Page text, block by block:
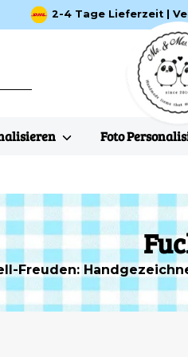
2-4 Tage Lieferzeit |
Foto
Freuden: